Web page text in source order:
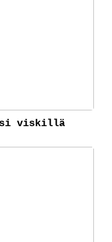
viskillä